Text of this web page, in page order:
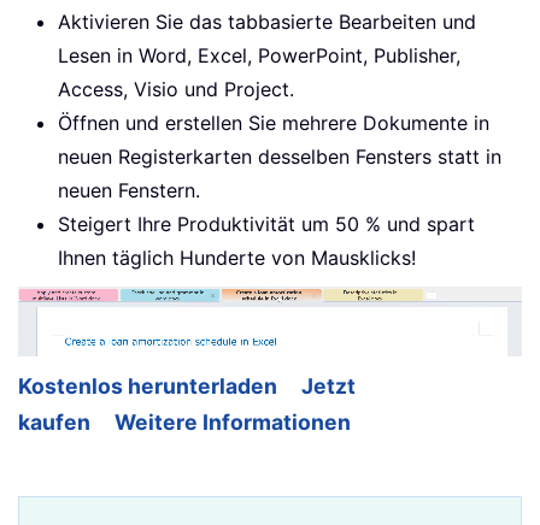
Aktivieren Sie das tabbasierte Bearbeiten und
Lesen in Word, Excel, PowerPoint, Publisher,
Access, Visio und Project.
Öffnen und erstellen Sie mehrere Dokumente in
neuen Registerkarten desselben Fensters statt in
neuen Fenstern.
Steigert Ihre Produktivität um 50 % und spart
Ihnen täglich Hunderte von Mausklicks!
Kostenlos herunterladen
Jetzt
kaufen
Weitere Informationen